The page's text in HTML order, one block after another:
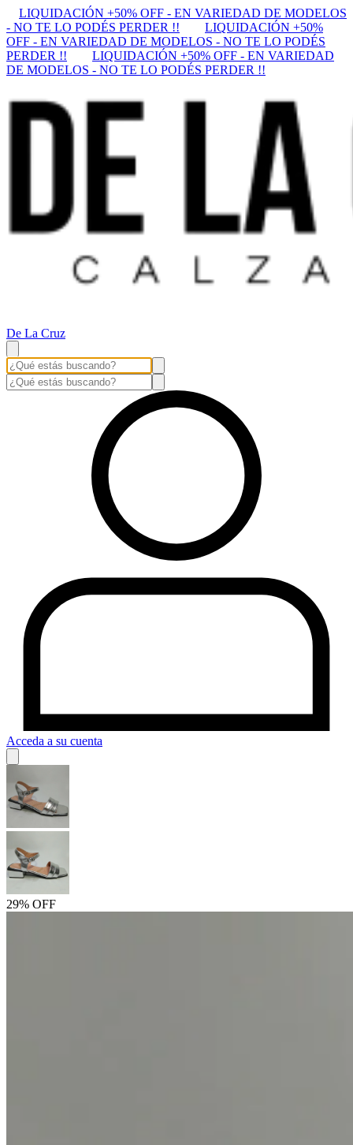
LIQUIDACIÓN +50% OFF - EN VARIEDAD DE MODELOS
- NO TE LO PODÉS PERDER !!
LIQUIDACIÓN +50%
OFF - EN VARIEDAD DE MODELOS - NO TE LO PODÉS
PERDER !!
LIQUIDACIÓN +50% OFF - EN VARIEDAD
DE MODELOS - NO TE LO PODÉS PERDER !!
De La Cruz
Acceda a su cuenta
29% OFF